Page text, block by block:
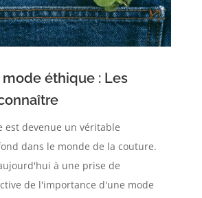
éthique : Les
est devenue un véritable
dans le monde de la couture.
à une prise de
de l'importance d'une mode